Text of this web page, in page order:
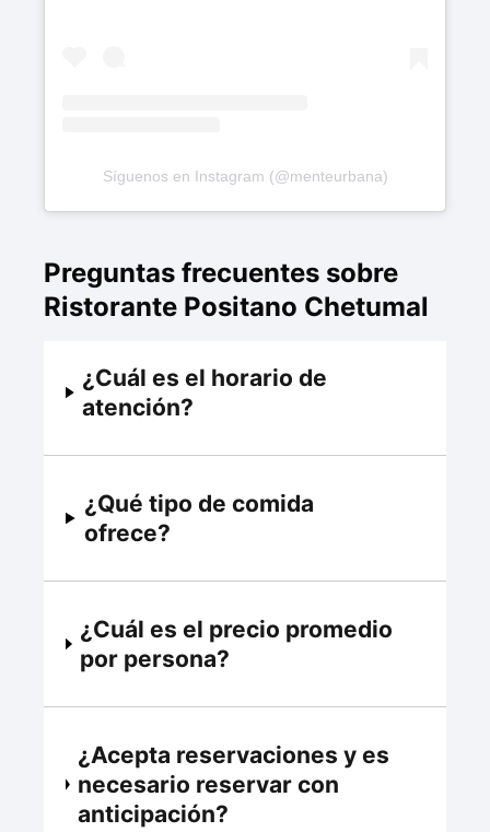
Síguenos en Instagram (@menteurbana)
Preguntas frecuentes sobre
Ristorante Positano Chetumal
¿Cuál es el horario de
atención?
¿Qué tipo de comida
ofrece?
¿Cuál es el precio promedio
por persona?
¿Acepta reservaciones y es
necesario reservar con
anticipación?